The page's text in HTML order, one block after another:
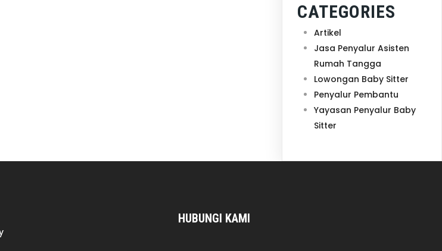
CATEGORIES
Artikel
Jasa Penyalur Asisten
Rumah Tangga
Lowongan Baby Sitter
Penyalur Pembantu
Yayasan Penyalur Baby
Sitter
HUBUNGI KAMI